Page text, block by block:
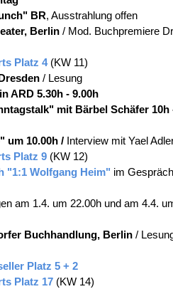
BR, Ausstrahlung offen
Berlin / Mod. Buchpremiere
Platz 4 (KW 11)
/ Lesung
ARD 5.30h - 9.00h
mit Bärbel Schäfer 10h
10.00h / Interview mit Yael
Platz 9 (KW 12)
"1:1 Wolfgang Heim" im Gespräch
am 1.4. um 22.00h und am 4.4.
Buchhandlung, Berlin/
Platz 5 + 2
Platz 17 (KW 14)